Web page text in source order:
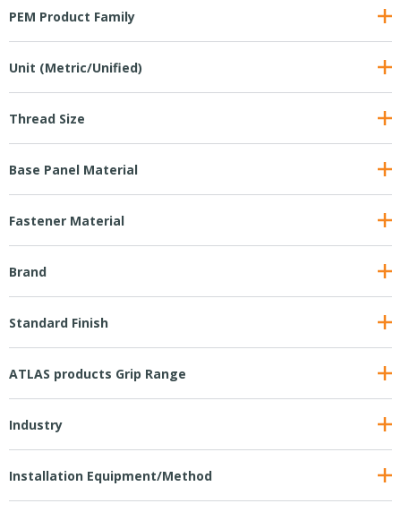
PEM Product Family
Unit (Metric/Unified)
Thread Size
Base Panel Material
Fastener Material
Brand
Standard Finish
ATLAS products Grip Range
Industry
Installation Equipment/Method